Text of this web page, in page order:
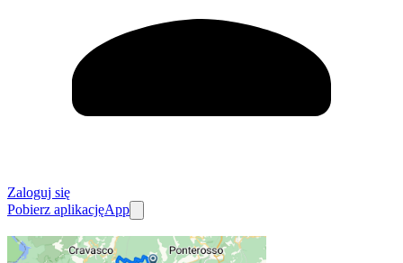
Zaloguj się
Pobierz aplikacjęApp